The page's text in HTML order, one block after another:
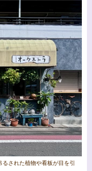
るされた植物や看板が目を引